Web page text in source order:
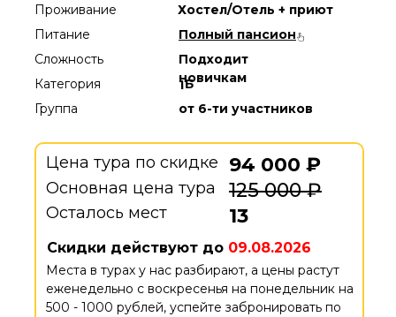
от 6-ти участников
Группа
Категория 1Б
Питание
Проживание
Полный пансион
Хостел/Отель + приют
Сложность
Подходит
новичкам
Цена тура по скидке
94 000 ₽
125 000 ₽
Основная цена тура
Осталось мест
13
Места в турах у нас разбирают, а цены растут
еженедельно с воскресенья на понедельник на
500 - 1000 рублей, успейте забронировать по
Скидки действуют до 09.08.2026